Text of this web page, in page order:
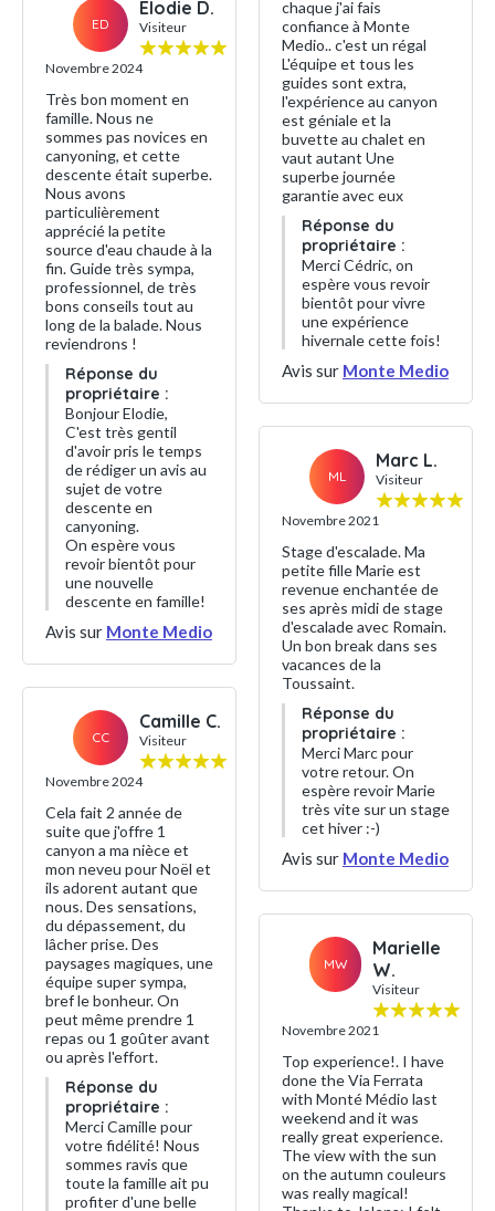
ED
Elodie D.
Visiteur
Novembre 2024
Très bon moment en
famille. Nous ne
sommes pas novices en
canyoning, et cette
descente était superbe.
Nous avons
particulièrement
apprécié la petite
source d'eau chaude à la
fin. Guide très sympa,
professionnel, de très
bons conseils tout au
long de la balade. Nous
reviendrons !
Réponse du
propriétaire :
Bonjour Elodie,
C'est très gentil
d'avoir pris le temps
de rédiger un avis au
sujet de votre
descente en
canyoning.
On espère vous
revoir bientôt pour
une nouvelle
descente en famille!
Avis sur Monte Medio
CC
Camille C.
Visiteur
Novembre 2024
Cela fait 2 année de
suite que j'offre 1
canyon a ma nièce et
mon neveu pour Noël et
ils adorent autant que
nous. Des sensations,
du dépassement, du
lâcher prise. Des
paysages magiques, une
équipe super sympa,
bref le bonheur. On
peut même prendre 1
repas ou 1 goûter avant
ou après l'effort.
Réponse du
propriétaire :
Merci Camille pour
votre fidélité! Nous
sommes ravis que
toute la famille ait pu
profiter d'une belle
chaque j'ai fais
confiance à Monte
Medio.. c'est un régal
L'équipe et tous les
guides sont extra,
l'expérience au canyon
est géniale et la
buvette au chalet en
vaut autant Une
superbe journée
garantie avec eux
Réponse du
propriétaire :
Merci Cédric, on
espère vous revoir
bientôt pour vivre
une expérience
hivernale cette fois!
Avis sur Monte Medio
ML
Marc L.
Visiteur
Novembre 2021
Stage d'escalade. Ma
petite fille Marie est
revenue enchantée de
ses après midi de stage
d'escalade avec Romain.
Un bon break dans ses
vacances de la
Toussaint.
Réponse du
propriétaire :
Merci Marc pour
votre retour. On
espère revoir Marie
très vite sur un stage
cet hiver :-)
Avis sur Monte Medio
MW
Marielle
W.
Visiteur
Novembre 2021
Top experience!. I have
done the Via Ferrata
with Monté Médio last
weekend and it was
really great experience.
The view with the sun
on the autumn couleurs
was really magical!